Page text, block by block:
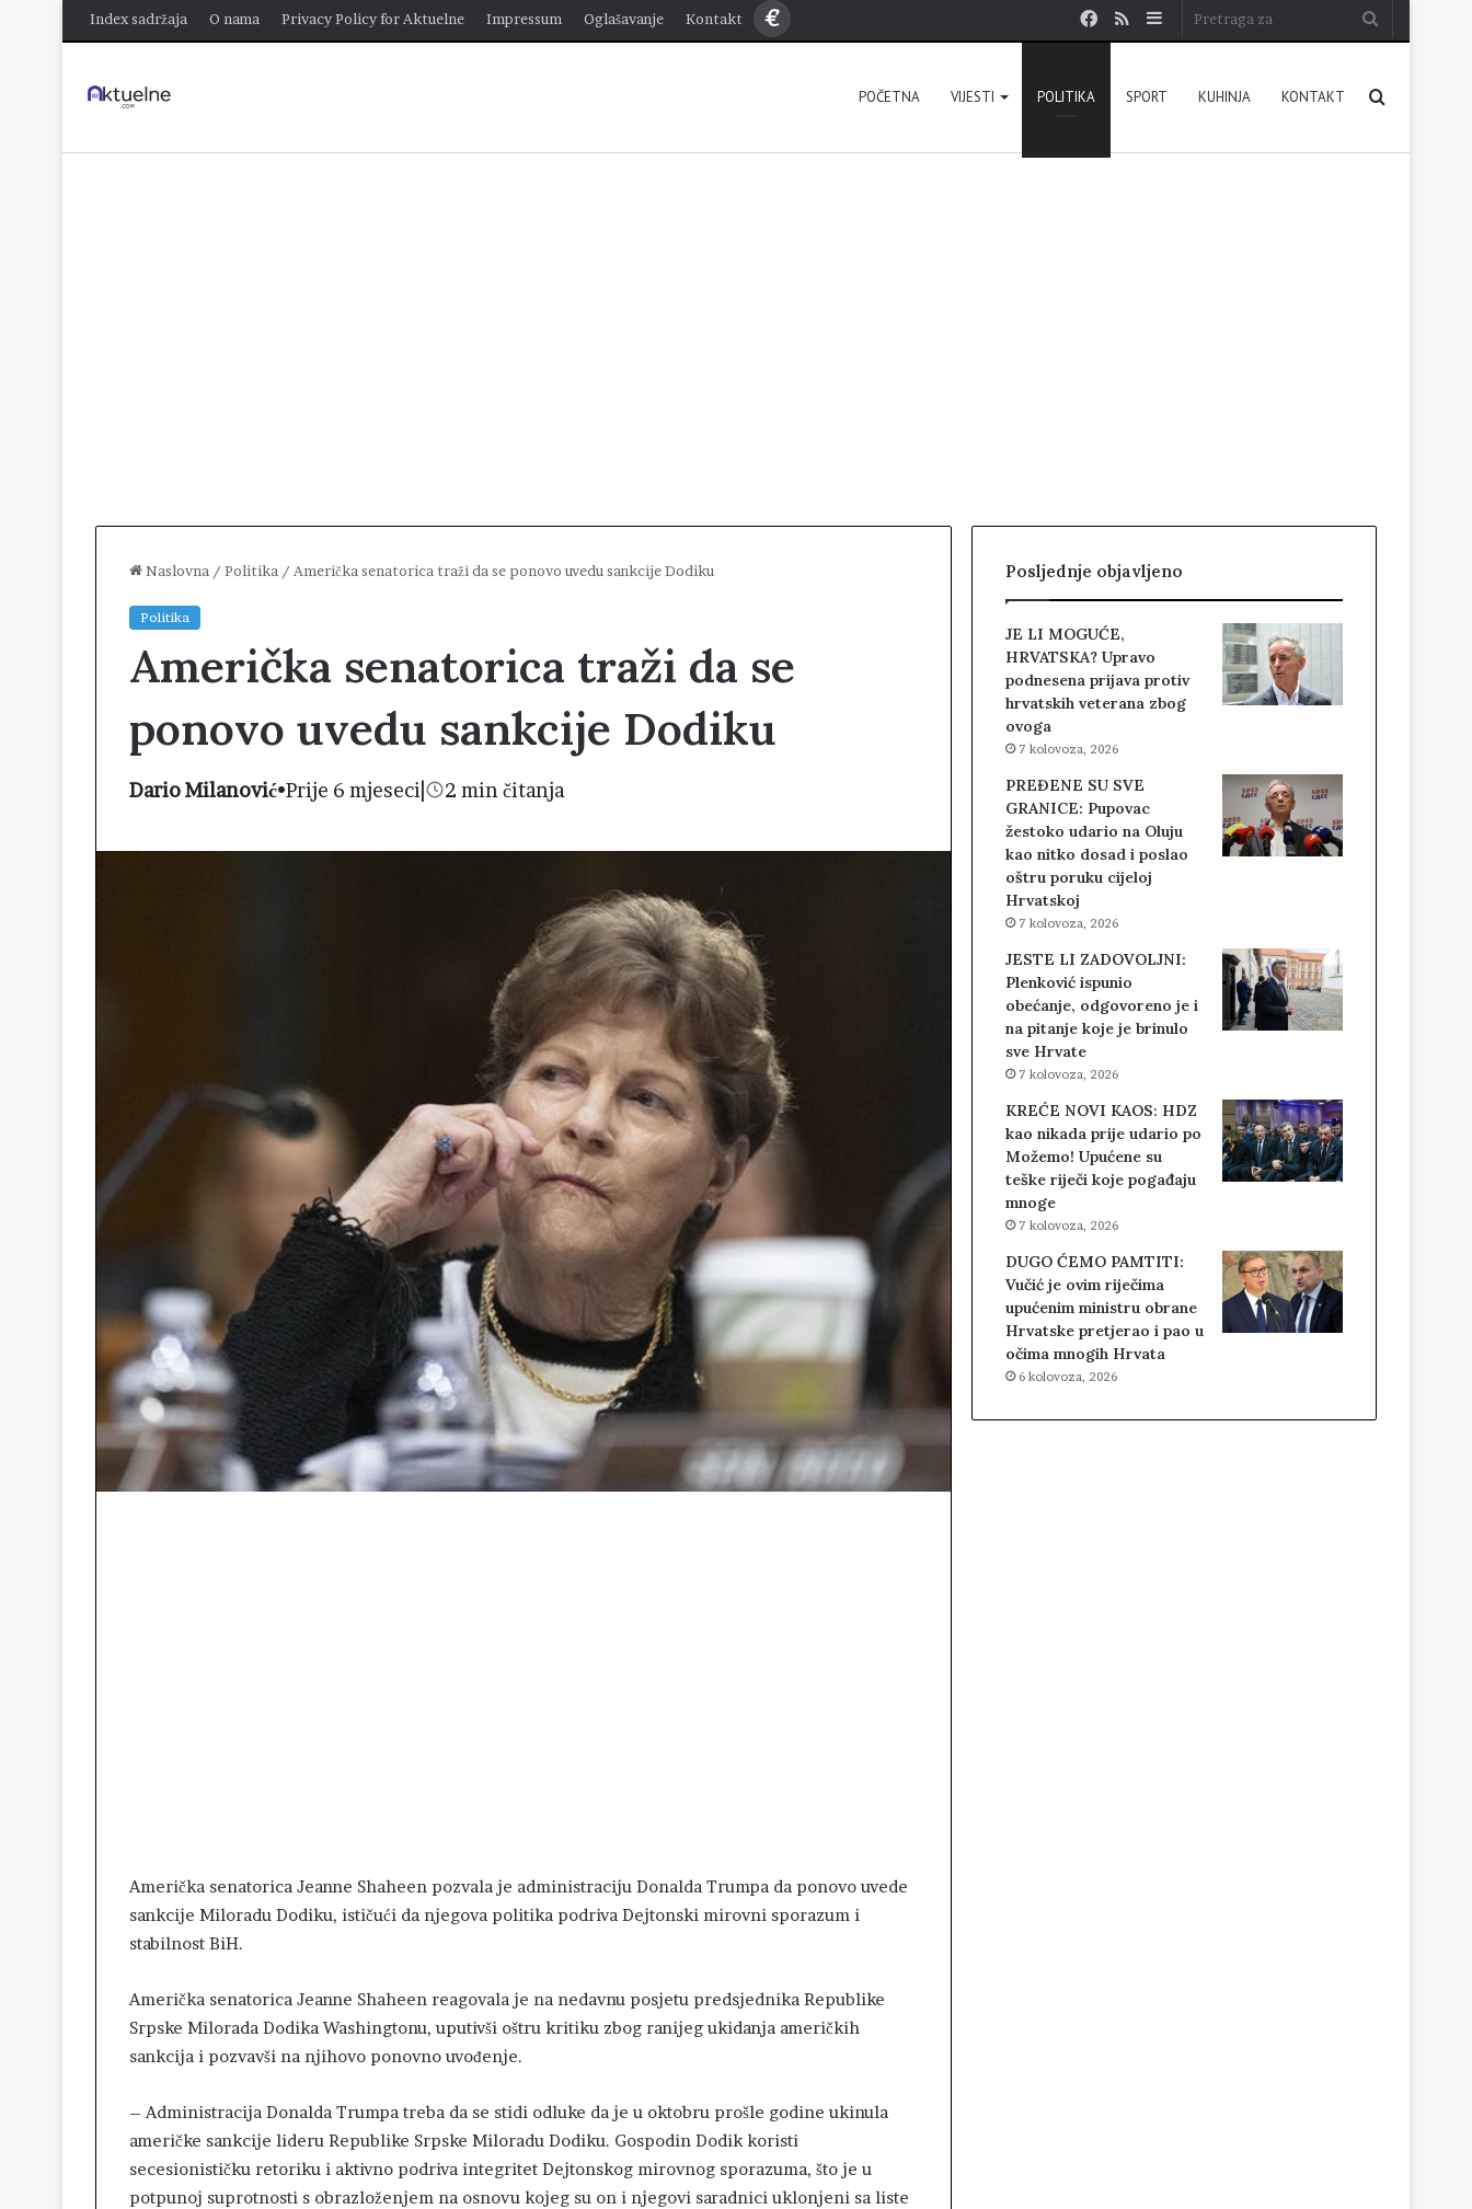
Index sadržaja O nama Privacy Policy for Aktuelne Impressum Oglašavanje Kontakt € Sidebar
RSS
Facebook
POČETNA VIJESTI POLITIKA SPORT KUHINJA KONTAKT Pretraga
Naslovna / Politika / Američka senatorica traži da se ponovo uvedu sankcije Dodiku
Politika
Američka senatorica traži da se
ponovo uvedu sankcije Dodiku
Dario Milanović•Prije 6 mjeseci 2 min čitanja
Američka senatorica Jeanne Shaheen pozvala je administraciju Donalda Trumpa da ponovo uvede
sankcije Miloradu Dodiku, ističući da njegova politika podriva Dejtonski mirovni sporazum i
stabilnost BiH.
Američka senatorica Jeanne Shaheen reagovala je na nedavnu posjetu predsjednika Republike
Srpske Milorada Dodika Washingtonu, uputivši oštru kritiku zbog ranijeg ukidanja američkih
sankcija i pozvavši na njihovo ponovno uvođenje.
– Administracija Donalda Trumpa treba da se stidi odluke da je u oktobru prošle godine ukinula
američke sankcije lideru Republike Srpske Miloradu Dodiku. Gospodin Dodik koristi
secesionističku retoriku i aktivno podriva integritet Dejtonskog mirovnog sporazuma, što je u
potpunoj suprotnosti s obrazloženjem na osnovu kojeg su on i njegovi saradnici uklonjeni sa liste
Posljednje objavljeno
JE LI MOGUĆE,
HRVATSKA? Upravo
podnesena prijava protiv
hrvatskih veterana zbog
ovoga
7 kolovoza, 2026
PREĐENE SU SVE
GRANICE: Pupovac
žestoko udario na Oluju
kao nitko dosad i poslao
oštru poruku cijeloj
Hrvatskoj
7 kolovoza, 2026
JESTE LI ZADOVOLJNI:
Plenković ispunio
obećanje, odgovoreno je i
na pitanje koje je brinulo
sve Hrvate
7 kolovoza, 2026
KREĆE NOVI KAOS: HDZ
kao nikada prije udario po
Možemo! Upućene su
teške riječi koje pogađaju
mnoge
7 kolovoza, 2026
DUGO ĆEMO PAMTITI:
Vučić je ovim riječima
upućenim ministru obrane
Hrvatske pretjerao i pao u
očima mnogih Hrvata
6 kolovoza, 2026